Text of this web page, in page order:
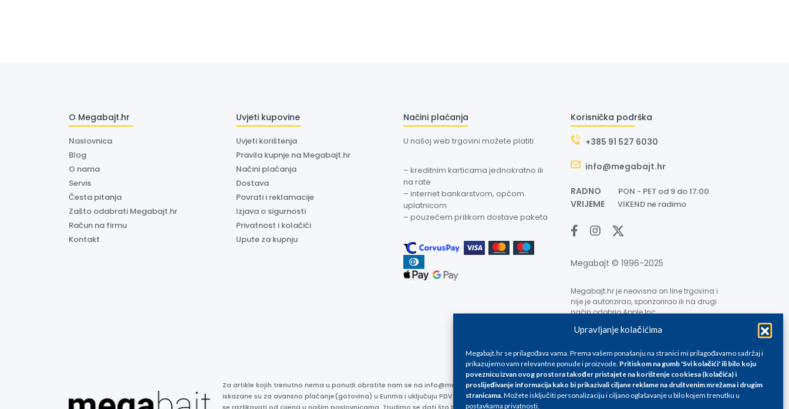
Upravljanje kolačićima
Megabajt.hr se prilagođava vama. Prema vašem ponašanju na stranici mi prilagođavamo sadržaj i
prikazujemo vam relevantne ponude i proizvode. Pritiskom na gumb 'Svi kolačići' ili bilo koju
poveznicu izvan ovog prostora također pristajete na korištenje cookiesa (kolačića) i
proslijeđivanje informacija kako bi prikazivali ciljane reklame na društvenim mrežama i drugim
stranicama.Možete isključiti personalizaciju i ciljano oglašavanje u bilo kojem trenutku u
postavkama privatnosti.
O Megabajt.hr
Naslovnica
Blog
O nama
Servis
Česta pitanja
Zašto odabrati Megabajt.hr
Račun na firmu
Kontakt
Uvjeti kupovine
Uvjeti korištenja
Pravila kupnje na Megabajt.hr
Načini plaćanja
Dostava
Povrati i reklamacije
Izjava o sigurnosti
Privatnost i kolačići
Upute za kupnju
Načini plaćanja
U našoj web trgovini možete platiti:
– kreditnim karticama jednokratno ili
na rate
– internet bankarstvom, općom
uplatnicom
– pouzećem prilikom dostave paketa
Korisnička podrška
+385 91 527 6030
info@megabajt.hr
RADNO PON - PET od 9 do 17:00
VRIJEME VIKEND ne radimo
Megabajt © 1996-2025
Megabajt.hr je neovisna on line trgovina i
nije je autorizirao, sponzorirao ili na drugi
način odobrio Apple Inc.
Za artikle kojih trenutno nema u ponudi obratite nam se na info@megabajt.hr. Sve cijene su informativnog karaktera i podložne su promjenama, a
iskazane su za avansno plaćanje(gotovina) u Eurima i uključuju PDV. Sve cijene su iskazane isključivo za kupovinu putem webshop-a i mogu